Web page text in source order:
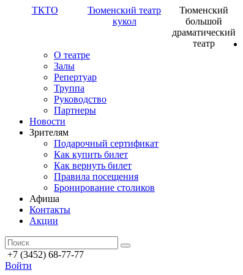
ТКТО
Тюменский театр
кукол
Тюменский
большой
драматический
театр
О театре
Залы
Репертуар
Труппа
Руководство
Партнеры
Новости
Зрителям
Подарочный сертификат
Как купить билет
Как вернуть билет
Правила посещения
Бронирование столиков
Афиша
Контакты
Акции
+7 (3452) 68-77-77
Войти